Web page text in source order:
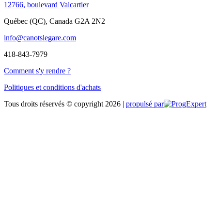
12766, boulevard Valcartier
Québec (QC), Canada G2A 2N2
info@canotslegare.com
418-843-7979
Comment s'y rendre ?
Politiques et conditions d'achats
Tous droits réservés © copyright 2026 | propulsé par